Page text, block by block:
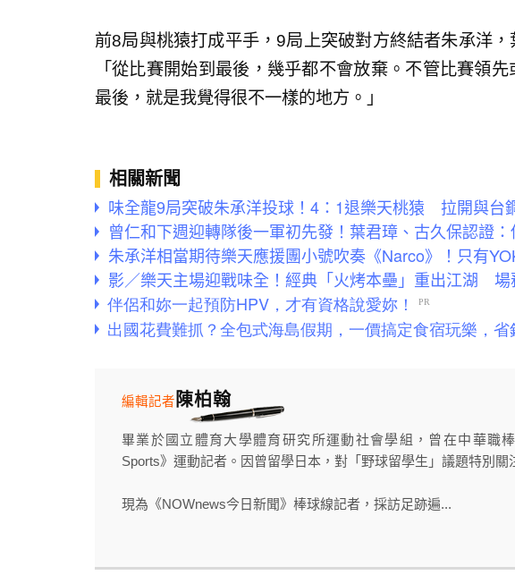
前8局與桃猿打成平手，9局上突破對方終結者朱承洋，
「從比賽開始到最後，幾乎都不會放棄。不管比賽領
最後，就是我覺得很不一樣的地方。」
相關新聞
味全龍9局突破朱承洋投球！4：1退樂天桃猿 拉開與台
曾仁和下週迎轉隊後一軍初先發！葉君璋、古久保認證
朱承洋相當期待樂天應援團小號吹奏《Narco》！只有
影／樂天主場迎戰味全！經典「火烤本壘」重出江湖 場
陳柏翰
編輯記者
畢業於國立體育大學體育研究所運動社會學組，曾在中華職
Sports》運動記者。因曾留學日本，對「野球留學生」議題特別關
現為《NOWnews今日新聞》棒球線記者，採訪足跡遍...